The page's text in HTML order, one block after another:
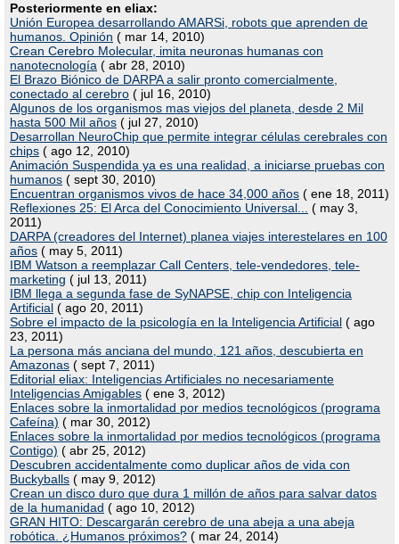
Posteriormente en eliax:
Unión Europea desarrollando AMARSi, robots que aprenden de
humanos. Opinión ( mar 14, 2010)
Crean Cerebro Molecular, imita neuronas humanas con
nanotecnología ( abr 28, 2010)
El Brazo Biónico de DARPA a salir pronto comercialmente,
conectado al cerebro ( jul 16, 2010)
Algunos de los organismos mas viejos del planeta, desde 2 Mil
hasta 500 Mil años ( jul 27, 2010)
Desarrollan NeuroChip que permite integrar células cerebrales con
chips ( ago 12, 2010)
Animación Suspendida ya es una realidad, a iniciarse pruebas con
humanos ( sept 30, 2010)
Encuentran organismos vivos de hace 34,000 años ( ene 18, 2011)
Reflexiones 25: El Arca del Conocimiento Universal...
( may 3,
2011)
DARPA (creadores del Internet) planea viajes interestelares en 100
años ( may 5, 2011)
IBM Watson a reemplazar Call Centers, tele-vendedores, tele-
marketing ( jul 13, 2011)
IBM llega a segunda fase de SyNAPSE, chip con Inteligencia
Artificial ( ago 20, 2011)
Sobre el impacto de la psicología en la Inteligencia Artificial ( ago
23, 2011)
La persona más anciana del mundo, 121 años, descubierta en
Amazonas ( sept 7, 2011)
Editorial eliax: Inteligencias Artificiales no necesariamente
Inteligencias Amigables ( ene 3, 2012)
Enlaces sobre la inmortalidad por medios tecnológicos (programa
Cafeína) ( mar 30, 2012)
Enlaces sobre la inmortalidad por medios tecnológicos (programa
Contigo) ( abr 25, 2012)
Descubren accidentalmente como duplicar años de vida con
Buckyballs ( may 9, 2012)
Crean un disco duro que dura 1 millón de años para salvar datos
de la humanidad ( ago 10, 2012)
GRAN HITO: Descargarán cerebro de una abeja a una abeja
robótica. ¿Humanos próximos? ( mar 24, 2014)